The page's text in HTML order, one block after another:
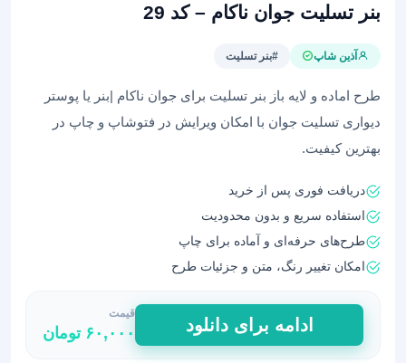
بنر تسلیت جوان ناکام – کد 29
آذین شاپ #بنر تسلیت
طرح اماده و لایه باز بنر تسلیت برای جوان ناکام |بنر یا پوستر
دیواری تسلیت جوان با امکان ویرایش در فتوشاپ و چاپ در
بهترین کیفیت.
دریافت فوری پس از خرید
استفاده سریع و بدون محدودیت
طرح‌های حرفه‌ای و آماده برای چاپ
امکان تغییر رنگ، متن و جزئیات طرح
بنر
تسلیت
جوان
ادامه برای دانلود
قیمت
۶۰,۰۰۰ تومان